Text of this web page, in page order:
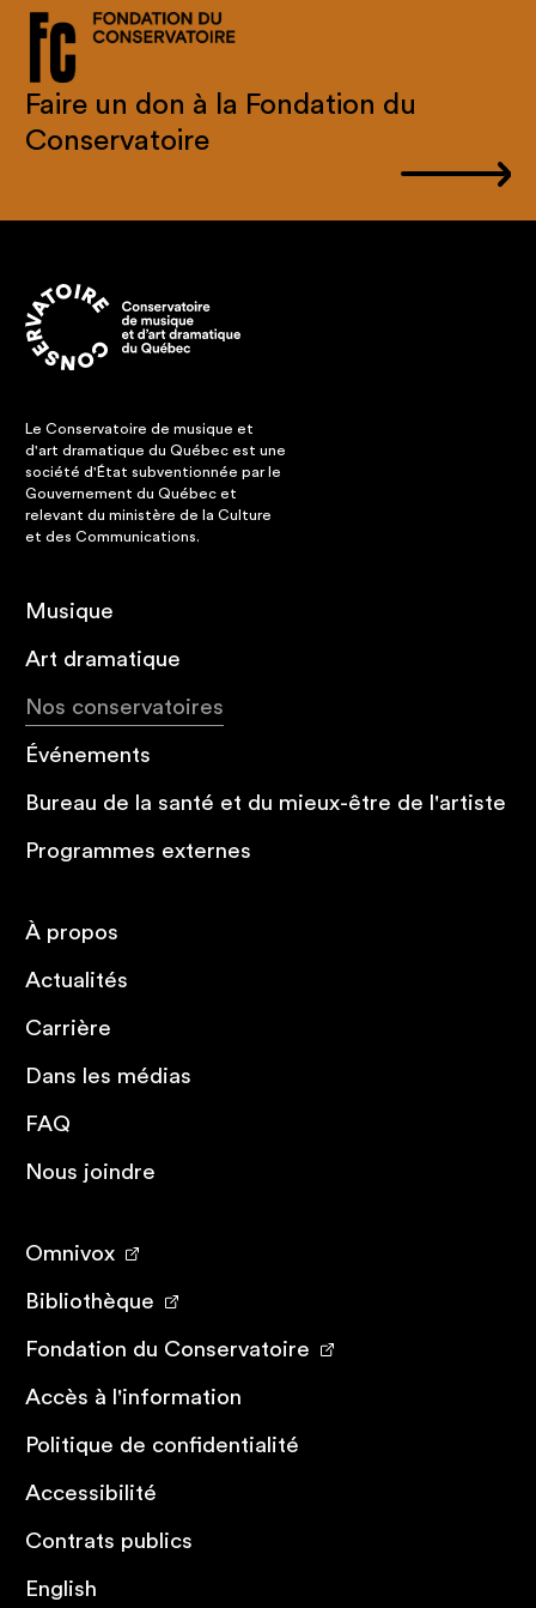
Faire un don à la Fondation du
Conservatoire
Le Conservatoire de musique et
d'art dramatique du Québec est une
société d'État subventionnée par le
Gouvernement du Québec et
relevant du ministère de la Culture
et des Communications.
Musique
Art dramatique
Nos conservatoires
Événements
Bureau de la santé et du mieux-être de l'artiste
Programmes externes
À propos
Actualités
Carrière
Dans les médias
FAQ
Nous joindre
Omnivox
Bibliothèque
Fondation du Conservatoire
Accès à l'information
Politique de confidentialité
Accessibilité
Contrats publics
English